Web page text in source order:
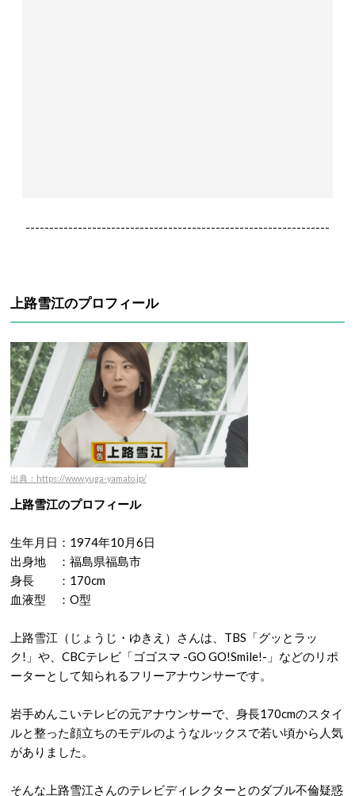
----------------------------------------------------------------
上路雪江のプロフィール
出典：https://www.yuga-yamato.jp/
上路雪江のプロフィール
生年月日：1974年10月6日
出身地 ：福島県福島市
身長 ：170cm
血液型 ：O型
上路雪江（じょうじ・ゆきえ）さんは、TBS「グッとラッ
ク!」や、CBCテレビ「ゴゴスマ -GO GO!Smile!-」などのリポ
ーターとして知られるフリーアナウンサーです。
岩手めんこいテレビの元アナウンサーで、身長170cmのスタイ
ルと整った顔立ちのモデルのようなルックスで若い頃から人気
がありました。
そんな上路雪江さんのテレビディレクターとのダブル不倫疑惑